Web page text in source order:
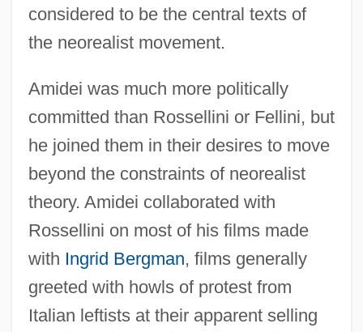
considered to be the central texts of
the neorealist movement.
Amidei was much more politically
committed than Rossellini or Fellini, but
he joined them in their desires to move
beyond the constraints of neorealist
theory. Amidei collaborated with
Rossellini on most of his films made
with Ingrid Bergman, films generally
greeted with howls of protest from
Italian leftists at their apparent selling